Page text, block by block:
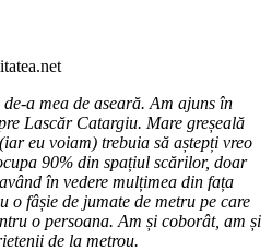
a mea de aseară. Am ajuns în
Lascăr Catargiu. Mare greșeală
eu voiam) trebuia să aștepți vreo
90% din spațiul scărilor, doar
în vedere mulțimea din fața
o fâșie de jumate de metru pe care
o persoana. Am și coborât, am și
de la metrou.